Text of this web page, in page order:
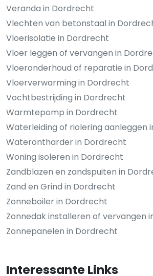
Veranda in Dordrecht
Vlechten van betonstaal in
Vloerisolatie in Dordrecht
Vloer leggen of vervangen in
Vloeronderhoud of reparatie in
Vloerverwarming in Dordrecht
Vochtbestrijding in Dordrecht
Warmtepomp in Dordrecht
Waterleiding of riolering aanleggen
Waterontharder in Dordrecht
Woning isoleren in Dordrecht
Zandblazen en zandspuiten in
Zand en Grind in Dordrecht
Zonneboiler in Dordrecht
Zonnedak installeren of vervangen
Zonnepanelen in Dordrecht
Interessante Links